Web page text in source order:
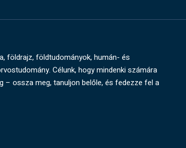
földrajz, földtudományok, humán- és
Célunk, hogy mindenki számára
– ossza meg, tanuljon belőle, és fedezze fel a